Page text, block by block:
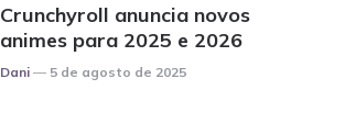
Crunchyroll anuncia novos
animes para 2025 e 2026
Posted
Dani 5 de agosto de 2025